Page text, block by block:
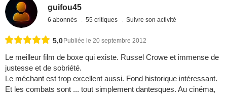
guifou45
6 abonnés 55 critiques Suivre son activité
5,0 Publiée le 20 septembre 2012
Le meilleur film de boxe qui existe. Russel Crowe et immense de
justesse et de sobriété.
Le méchant est trop excellent aussi. Fond historique intéressant.
Et les combats sont ... tout simplement dantesques. Au cinéma,